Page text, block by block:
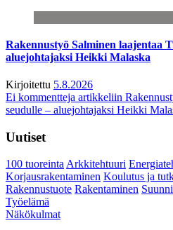
Rakennustyö Salminen laajentaa
aluejohtajaksi Heikki Malaska
Kirjoitettu 5.8.2026
Ei kommentteja artikkeliin
seudulle – aluejohtajaksi Heikki
Uutiset
100 tuoreintaArkkitehtuuri
Korjausrakentaminen Koulutus ja
Rakennustuote Rakentaminen
Työelämä
Näkökulmat